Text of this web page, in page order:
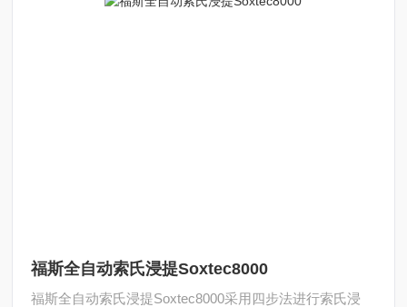
福斯全自动索氏浸提Soxtec8000
福斯全自动索氏浸提Soxtec8000采用四步法进行索氏浸